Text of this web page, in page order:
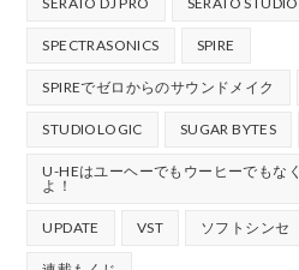
SPECTRASONICS SPIRE
SPIREでゼロからのサウンドメイク
STUDIOLOGIC SUGAR BYTES
U-HEはユーヘーでもウーヒーでもな
よ！
UPDATE VST ソフトシンセ